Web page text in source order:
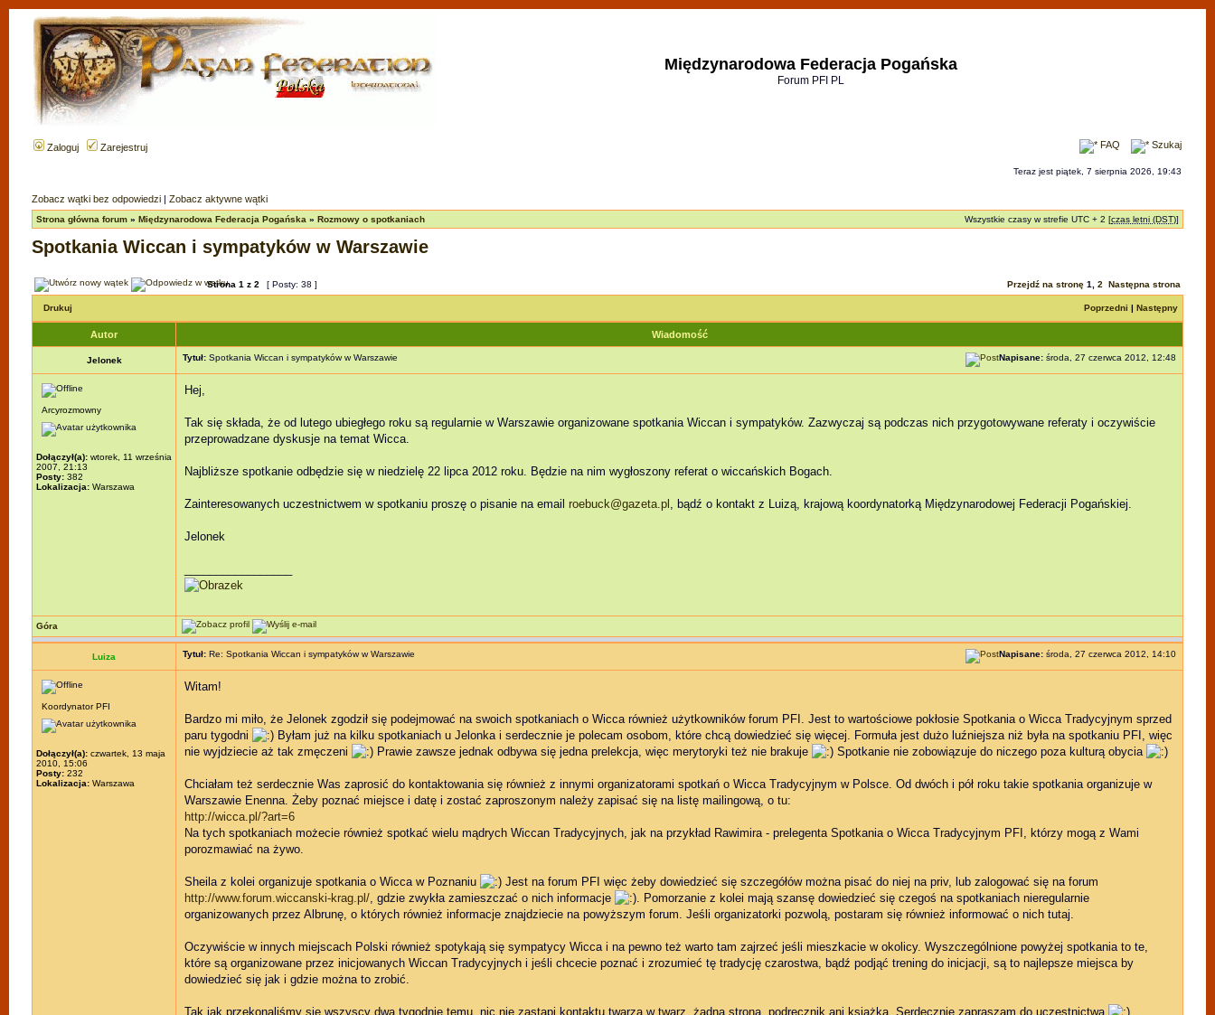
Międzynarodowa Federacja Pogańska
Forum PFI PL
Zaloguj Zarejestruj FAQ Szukaj
Teraz jest piątek, 7 sierpnia 2026, 19:43
Zobacz wątki bez odpowiedzi | Zobacz aktywne wątki
Strona główna forum » Międzynarodowa Federacja Pogańska » Rozmowy o spotkaniach Wszystkie czasy w strefie UTC + 2 [czas letni (DST)]
Spotkania Wiccan i sympatyków w Warszawie
Strona 1 z 2 [ Posty: 38 ] Przejdź na stronę 1 2 Następna strona
Drukuj Poprzedni | Następny
Autor Wiadomość
Jelonek Tytuł: Spotkania Wiccan i sympatyków w Warszawie Napisane: środa, 27 czerwca 2012, 12:48
Arcyrozmowny
Dołączył(a): wtorek, 11 września
2007, 21:13
Posty: 382
Lokalizacja: Warszawa
Hej,
Tak się składa, że od lutego ubiegłego roku są regularnie w Warszawie organizowane spotkania Wiccan i sympatyków. Zazwyczaj są podczas nich przygotowywane referaty i oczywiście
przeprowadzane dyskusje na temat Wicca.
Najbliższe spotkanie odbędzie się w niedzielę 22 lipca 2012 roku. Będzie na nim wygłoszony referat o wiccańskich Bogach.
Zainteresowanych uczestnictwem w spotkaniu proszę o pisanie na email roebuck@gazeta.pl , bądź o kontakt z Luizą, krajową koordynatorką Międzynarodowej Federacji Pogańskiej.
Jelonek
Góra
Luiza Tytuł: Re: Spotkania Wiccan i sympatyków w Warszawie Napisane: środa, 27 czerwca 2012, 14:10
Koordynator PFI
Dołączył(a): czwartek, 13 maja
2010, 15:06
Posty: 232
Lokalizacja: Warszawa
Witam!
Bardzo mi miło, że Jelonek zgodził się podejmować na swoich spotkaniach o Wicca również użytkowników forum PFI. Jest to wartościowe pokłosie Spotkania o Wicca Tradycyjnym sprzed
paru tygodni
Byłam już na kilku spotkaniach u Jelonka i serdecznie je polecam osobom, które chcą dowiedzieć się więcej. Formuła jest dużo luźniejsza niż była na spotkaniu PFI, więc
nie wyjdziecie aż tak zmęczeni
Prawie zawsze jednak odbywa się jedna prelekcja, więc merytoryki też nie brakuje Spotkanie nie zobowiązuje do niczego poza kulturą obycia
Chciałam też serdecznie Was zaprosić do kontaktowania się również z innymi organizatorami spotkań o Wicca Tradycyjnym w Polsce. Od dwóch i pół roku takie spotkania organizuje w
Warszawie Enenna. Żeby poznać miejsce i datę i zostać zaproszonym należy zapisać się na listę mailingową, o tu:
http://wicca.pl/?art=6
Na tych spotkaniach możecie również spotkać wielu mądrych Wiccan Tradycyjnych, jak na przykład Rawimira - prelegenta Spotkania o Wicca Tradycyjnym PFI, którzy mogą z Wami
porozmawiać na żywo.
Sheila z kolei organizuje spotkania o Wicca w Poznaniu
Jest na forum PFI więc żeby dowiedzieć się szczegółów można pisać do niej na priv, lub zalogować się na forum
http://www.forum.wiccanski-krag.pl/, gdzie zwykła zamieszczać o nich informacje
. Pomorzanie z kolei mają szansę dowiedzieć się czegoś na spotkaniach nieregularnie
organizowanych przez Albrunę, o których również informacje znajdziecie na powyższym forum. Jeśli organizatorki pozwolą, postaram się również informować o nich tutaj.
Oczywiście w innych miejscach Polski również spotykają się sympatycy Wicca i na pewno też warto tam zajrzeć jeśli mieszkacie w okolicy. Wyszczególnione powyżej spotkania to te,
które są organizowane przez inicjowanych Wiccan Tradycyjnych i jeśli chcecie poznać i zrozumieć tę tradycję czarostwa, bądź podjąć trening do inicjacji, są to najlepsze miejsca by
dowiedzieć się jak i gdzie można to zrobić.
Tak jak przekonaliśmy się wszyscy dwa tygodnie temu, nic nie zastąpi kontaktu twarzą w twarz, żadna strona, podręcznik ani książka. Serdecznie zapraszam do uczestnictwa